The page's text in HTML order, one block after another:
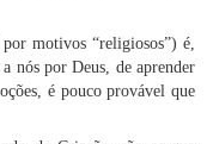
motivos “religiosos”) é,
nós por Deus, de aprender
é pouco provável que